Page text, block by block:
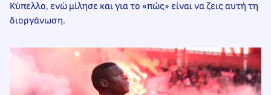
Κύπελλο, ενώ μίλησε και για το «πώς» είναι να ζεις αυτή τη
διοργάνωση.